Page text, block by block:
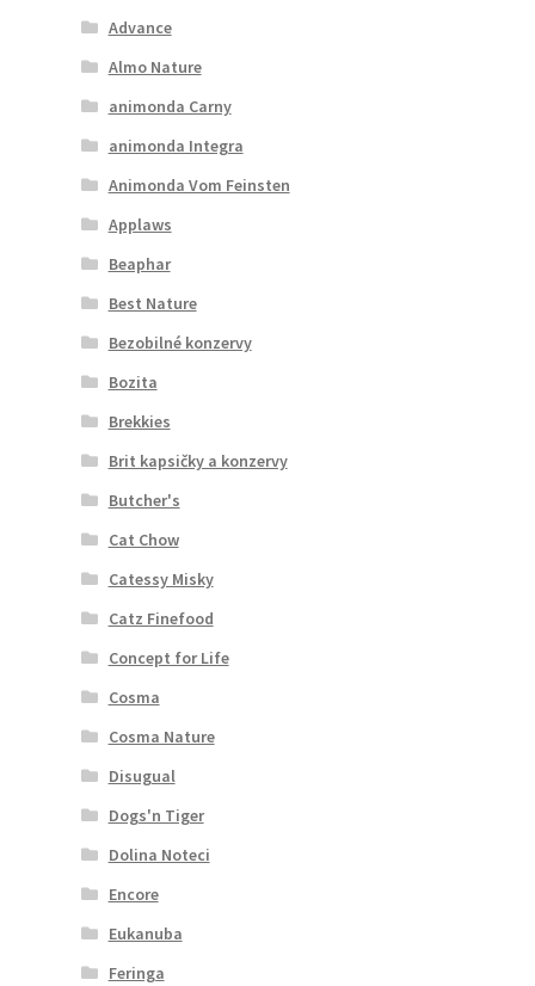
Advance
Almo Nature
animonda Carny
animonda Integra
Animonda Vom Feinsten
Applaws
Beaphar
Best Nature
Bezobilné konzervy
Bozita
Brekkies
Brit kapsičky a konzervy
Butcher's
Cat Chow
Catessy Misky
Catz Finefood
Concept for Life
Cosma
Cosma Nature
Disugual
Dogs'n Tiger
Dolina Noteci
Encore
Eukanuba
Feringa